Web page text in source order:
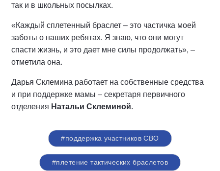
так и в школьных посылках.
«Каждый сплетенный браслет – это частичка моей
заботы о наших ребятах. Я знаю, что они могут
спасти жизнь, и это дает мне силы продолжать», –
отметила она.
Дарья Склемина работает на собственные средства
и при поддержке мамы – секретаря первичного
отделения Натальи Склеминой.
#поддержка участников СВО
#плетение тактических браслетов